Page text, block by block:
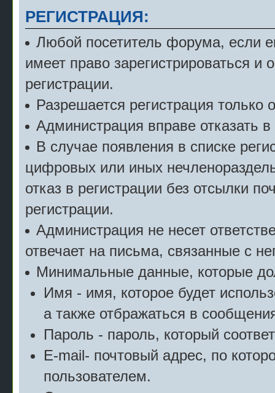
РЕГИСТРАЦИЯ:
Любой посетитель форума, если
имеет право зарегистрироваться и
регистрации.
Разрешается регистрация только
Администрация вправе отказать
В случае появления в списке
цифровых или иных
отказ в регистрации без отсылки
регистрации.
Администрация не несет
отвечает на письма, связанные с
Минимальные данные, которые
Имя - имя, которое будет
а также отбражаться в
Пароль - пароль, который
E-mail- почтовый адрес, по
пользователем.